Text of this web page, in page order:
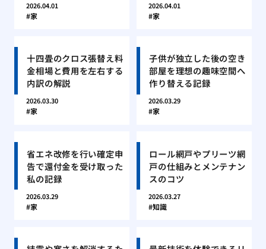
2026.04.01
家
2026.04.01
家
十四畳のクロス張替え料
金相場と費用を左右する
内訳の解説
2026.03.30
家
子供が独立した後の空き
部屋を理想の趣味空間へ
作り替える記録
2026.03.29
家
省エネ改修を行い確定申
告で還付金を受け取った
私の記録
2026.03.29
家
ロール網戸やプリーツ網
戸の仕組みとメンテナン
スのコツ
2026.03.27
知識